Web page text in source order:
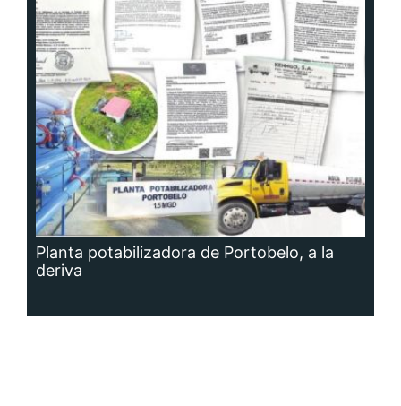
Planta potabilizadora de Portobelo, a la
deriva